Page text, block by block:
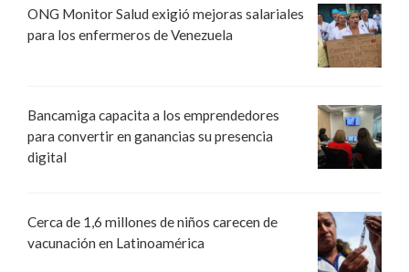
ONG Monitor Salud exigió mejoras salariales
para los enfermeros de Venezuela
Bancamiga capacita a los emprendedores
para convertir en ganancias su presencia
digital
Cerca de 1,6 millones de niños carecen de
vacunación en Latinoamérica